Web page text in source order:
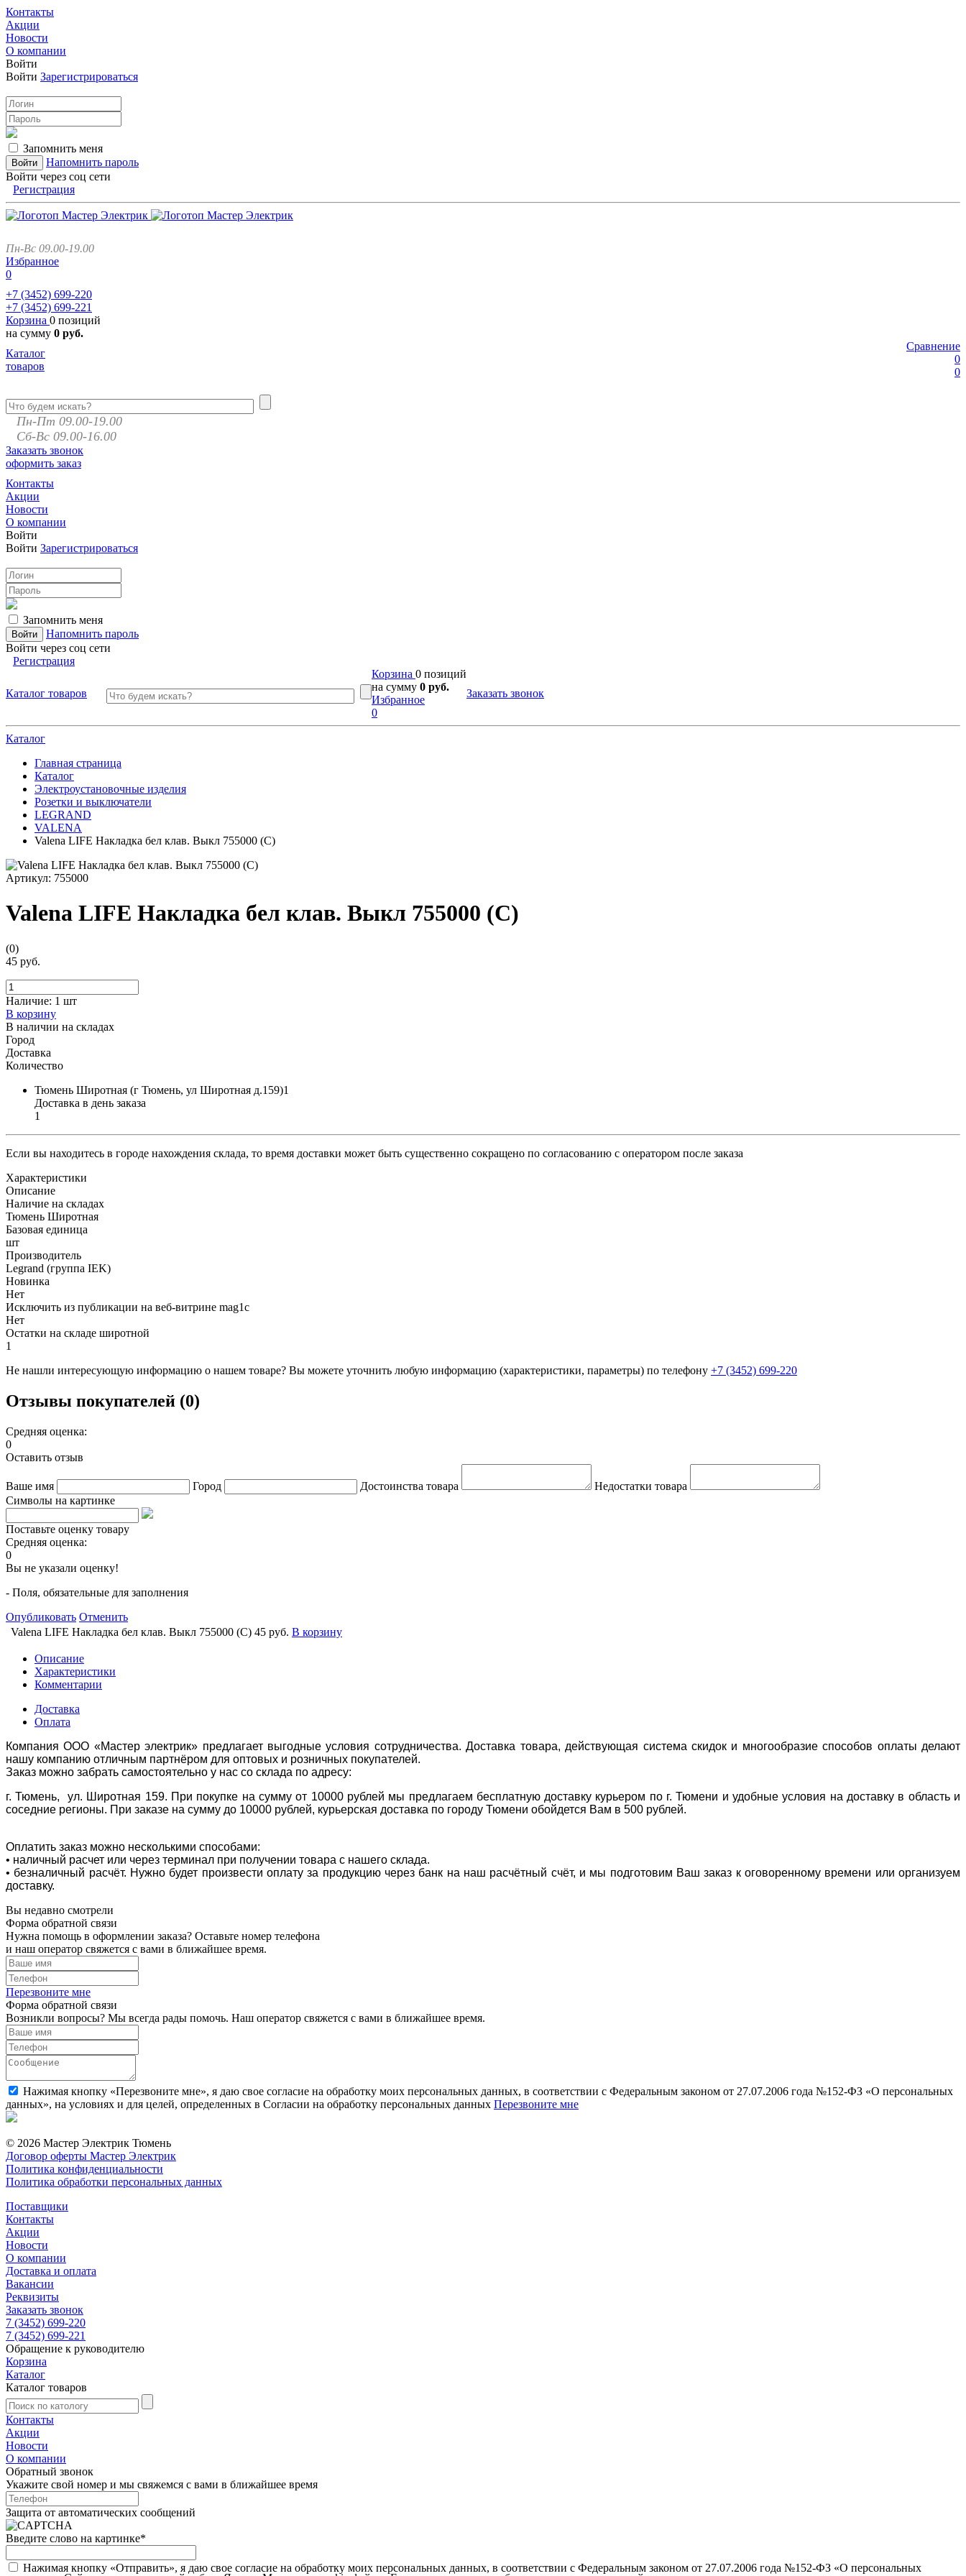
Контакты
Акции
Новости
О компании
Войти
Войти Зарегистрироваться
Запомнить меня
Напомнить пароль
Войти через соц сети
Регистрация
Пн-Вс 09.00-19.00
Избранное
0
+7 (3452) 699-220
+7 (3452) 699-221
Корзина 0 позиций
на сумму 0 руб.
Сравнение
0
0
Каталог
товаров
Пн-Пт 09.00-19.00
Сб-Вс 09.00-16.00
Заказать звонок
оформить заказ
Контакты
Акции
Новости
О компании
Войти
Войти Зарегистрироваться
Запомнить меня
Напомнить пароль
Войти через соц сети
Регистрация
Каталог товаров
Корзина 0 позиций
на сумму 0 руб.
Избранное
0
Заказать звонок
Каталог
Главная страница
Каталог
Электроустановочные изделия
Розетки и выключатели
LEGRAND
VALENA
Valena LIFE Накладка бел клав. Выкл 755000 (С)
Артикул: 755000
Valena LIFE Накладка бел клав. Выкл 755000 (С)
(0)
45 руб.
Наличие: 1 шт
В корзину
В наличии на складах
Город
Доставка
Количество
Тюмень Широтная (г Тюмень, ул Широтная д.159)1
Доставка в день заказа
1
Если вы находитесь в городе нахождения склада, то время доставки может быть существенно сокращено по согласованию с оператором после заказа
Характеристики
Описание
Наличие на складах
Тюмень Широтная
Базовая единица
шт
Производитель
Legrand (группа IEK)
Новинка
Нет
Исключить из публикации на веб-витрине mag1c
Нет
Остатки на складе широтной
1
Не нашли интересующую информацию о нашем товаре? Вы можете уточнить любую информацию (характеристики, параметры) по телефону +7 (3452) 699-220
Отзывы покупателей (0)
Средняя оценка:
0
Оставить отзыв
Ваше имя Город Достоинства товара
Недостатки товара
Символы на картинке
Поставьте оценку товару
Средняя оценка:
0
Вы не указали оценку!
- Поля, обязательные для заполнения
Опубликовать Отменить
Valena LIFE Накладка бел клав. Выкл 755000 (С) 45 руб. В корзину
Описание
Характеристики
Комментарии
Доставка
Оплата
Компания ООО «Мастер электрик» предлагает выгодные условия сотрудничества. Доставка товара, действующая система скидок и многообразие способов оплаты делают
нашу компанию отличным партнёром для оптовых и розничных покупателей.
Заказ можно забрать самостоятельно у нас со склада по адресу:
г. Тюмень, ул. Широтная 159. При покупке на сумму от 10000 рублей мы предлагаем бесплатную доставку курьером по г. Тюмени и удобные условия на доставку в область и
соседние регионы. При заказе на сумму до 10000 рублей, курьерская доставка по городу Тюмени обойдется Вам в 500 рублей.
Оплатить заказ можно несколькими способами:
• наличный расчет или через терминал при получении товара с нашего склада.
• безналичный расчёт. Нужно будет произвести оплату за продукцию через банк на наш расчётный счёт, и мы подготовим Ваш заказ к оговоренному времени или организуем
доставку.
Вы недавно смотрели
Форма обратной связи
Нужна помощь в оформлении заказа? Оставьте номер телефона
и наш оператор свяжется с вами в ближайшее время.
Перезвоните мне
Форма обратной связи
Возникли вопросы? Мы всегда рады помочь. Наш оператор свяжется с вами в ближайшее время.
Нажимая кнопку «Перезвоните мне», я даю свое согласие на обработку моих персональных данных, в соответствии с Федеральным законом от 27.07.2006 года №152-ФЗ «О персональных
данных», на условиях и для целей, определенных в Согласии на обработку персональных данных Перезвоните мне
© 2026 Мастер Электрик Тюмень
Договор оферты Мастер Электрик
Политика конфиденциальности
Политика обработки персональных данных
Поставщики
Контакты
Акции
Новости
О компании
Доставка и оплата
Вакансии
Реквизиты
Заказать звонок
7 (3452) 699-220
7 (3452) 699-221
Обращение к руководителю
Корзина
Каталог
Каталог товаров
Контакты
Акции
Новости
О компании
Обратный звонок
Укажите свой номер и мы свяжемся с вами в ближайшее время
Защита от автоматических сообщений
Введите слово на картинке*
Нажимая кнопку «Отправить», я даю свое согласие на обработку моих персональных данных, в соответствии с Федеральным законом от 27.07.2006 года №152-ФЗ «О персональных